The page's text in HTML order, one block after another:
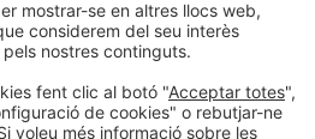
Política de privacitatPolítica de cookies